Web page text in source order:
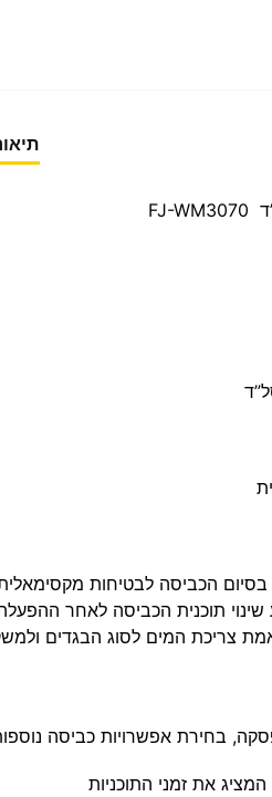
הכביסה לבטיחות
שינוי תוכנית הכביסה לאחר
צריכת המים לסוג הבגדים